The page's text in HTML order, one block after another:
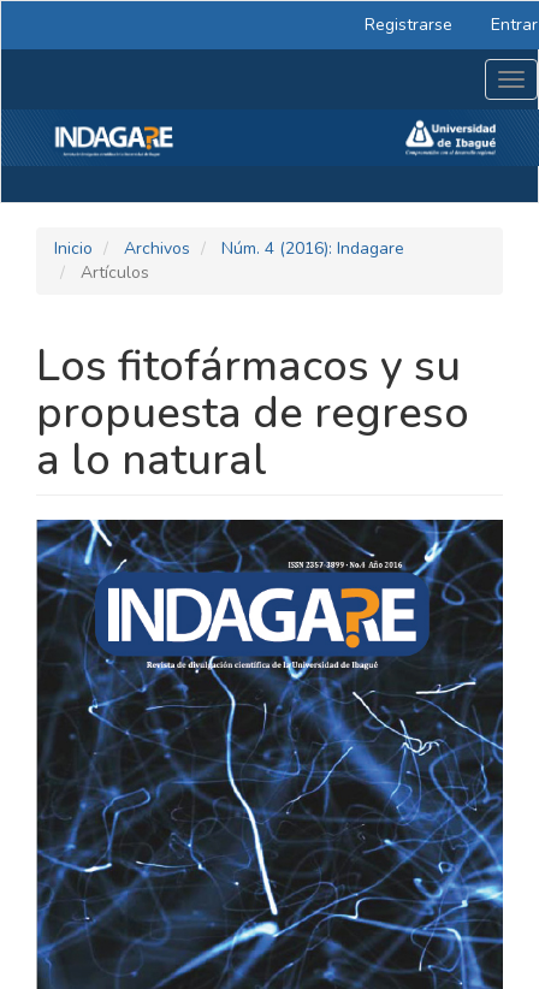
lateral
Registrarse Entrar
Inicio Archivos
Núm. 4 (2016): Indagare
Artículos
Los fitofármacos y su
propuesta de regreso
a lo natural
BARRA
LATERAL
DEL
ARTÍCULO